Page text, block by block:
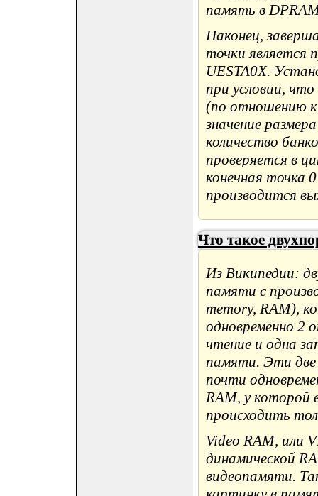
память в
Наконец,
точки является
UESTA0X.
при условии,
(по отношению к
значение
количество
проверяется в
конечная точка
производится
Что такое
Из Википедии:
памяти с
memory, RAM),
одновременно 2
чтение и одна
памяти. Эти две
почти
RAM, у
происходить
Video RAM, или
динамической
видеопамяти.